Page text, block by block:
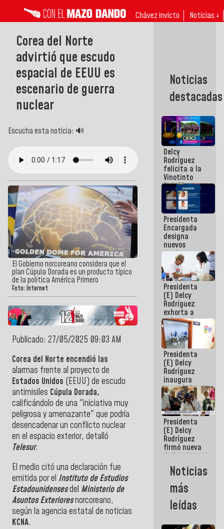
Chávez invicto Noticias ↓
Corea del Norte
advirtió que escudo
espacial de EEUU es
escenario de guerra
nuclear
Escucha esta noticia: 🔊
El Gobierno norcoreano considera que el
plan Cúpula Dorada es un producto típico
de la política América Primero
Foto: Internet
Publicado: 27/05/2025 09:03 AM
Corea del Norte encendió las
alarmas frente al proyecto de
Estados Unidos (EEUU) de escudo
antimisiles Cúpula Dorada,
calificándolo de una "iniciativa muy
peligrosa y amenazante" que podría
desencadenar un conflicto nuclear
en el espacio exterior, detalló
Telesur.
El medio citó una declaración fue
emitida por el Instituto de Estudios
Estadounidensesdel Ministerio de
Asuntos Exterioresnorcoreano,
según la agencia estatal de noticias
KCNA.
Noticias
destacadas
Delcy
Rodríguez
felicita a la
Vinotinto
Sub 20
campeona
frente
México Sub
23 en los
Centroamericanos
Presidenta
Encargada
designa
nuevos
titulares en
Viceministerio
de Energía
Eléctrica y
CORPOELEC
Presidenta
(E) Delcy
Rodríguez
exhorta a
gobernadores
y alcaldes a
edificar
casas para
abuelos
Presidenta
(E) Delcy
Rodríguez
inaugura
casa de los
Abuelos
Primavera
en Caracas
Presidenta
(E) Delcy
Rodríguez
firmó nueva
de Ley de
Arrendamiento
aprobada
por la AN
Noticias
más
leídas